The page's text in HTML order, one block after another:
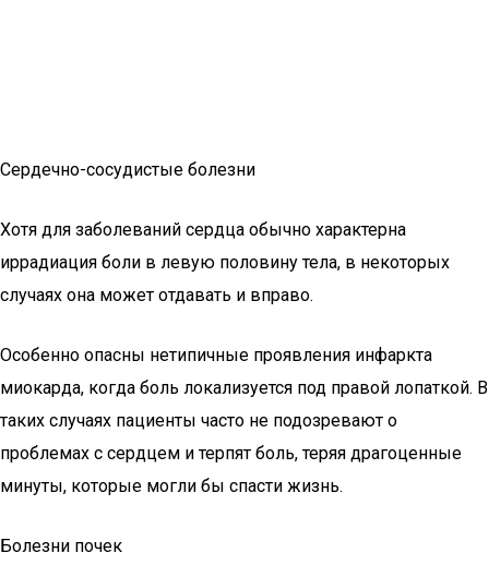
Сердечно-сосудистые болезни
Хотя для заболеваний сердца обычно характерна
иррадиация боли в левую половину тела, в некоторых
случаях она может отдавать и вправо.
Особенно опасны нетипичные проявления инфаркта
миокарда, когда боль локализуется под правой лопаткой. В
таких случаях пациенты часто не подозревают о
проблемах с сердцем и терпят боль, теряя драгоценные
минуты, которые могли бы спасти жизнь.
Болезни почек